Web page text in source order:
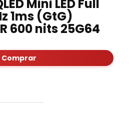
Mini LED Full
1ms (GtG)
600 nits 25G64
Comprar